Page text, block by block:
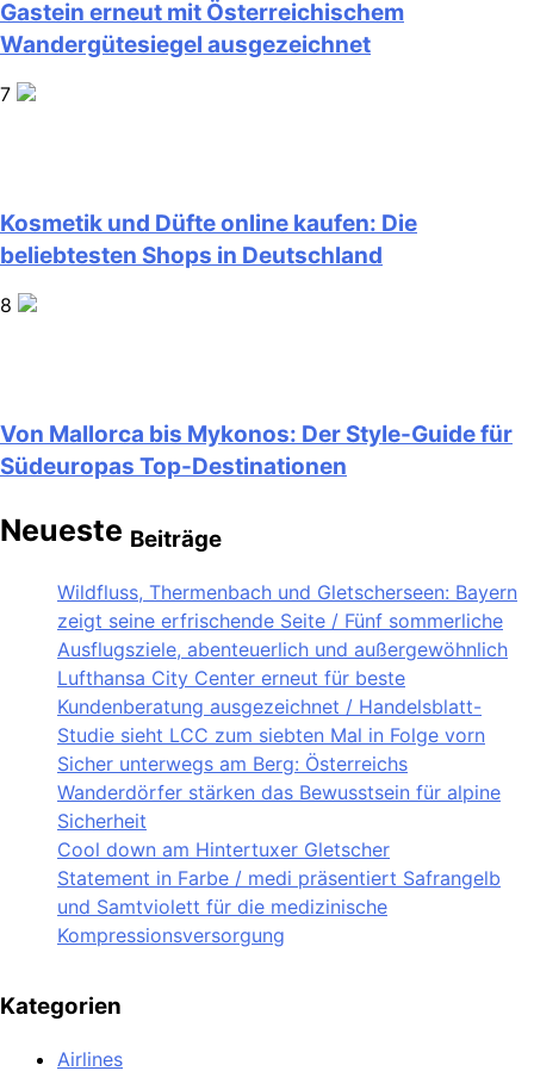
Gastein erneut mit Österreichischem
Wandergütesiegel ausgezeichnet
7
Kosmetik und Düfte online kaufen: Die
beliebtesten Shops in Deutschland
8
Von Mallorca bis Mykonos: Der Style-Guide für
Südeuropas Top-Destinationen
Neueste Beiträge
Wildfluss, Thermenbach und Gletscherseen: Bayern
zeigt seine erfrischende Seite / Fünf sommerliche
Ausflugsziele, abenteuerlich und außergewöhnlich
Lufthansa City Center erneut für beste
Kundenberatung ausgezeichnet / Handelsblatt-
Studie sieht LCC zum siebten Mal in Folge vorn
Sicher unterwegs am Berg: Österreichs
Wanderdörfer stärken das Bewusstsein für alpine
Sicherheit
Cool down am Hintertuxer Gletscher
Statement in Farbe / medi präsentiert Safrangelb
und Samtviolett für die medizinische
Kompressionsversorgung
Kategorien
Airlines